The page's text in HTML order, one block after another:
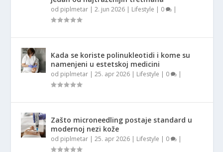
od piplmetar |2. jun 2026 | Lifestyle | 0 |
Kada se koriste polinukleotidi i kome su
namenjeni u estetskoj medicini
od piplmetar |25. apr 2026 | Lifestyle | 0 |
Zašto microneedling postaje standard u
modernoj nezi kože
od piplmetar |25. apr 2026 | Lifestyle | 0 |